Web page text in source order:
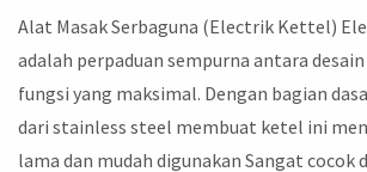
Alat Masak Serbaguna (Electrik Kettel)
adalah perpaduan sempurna antara
fungsi yang maksimal. Dengan bagian
dari stainless steel membuat ketel ini
lama dan mudah digunakan Sangat cocok